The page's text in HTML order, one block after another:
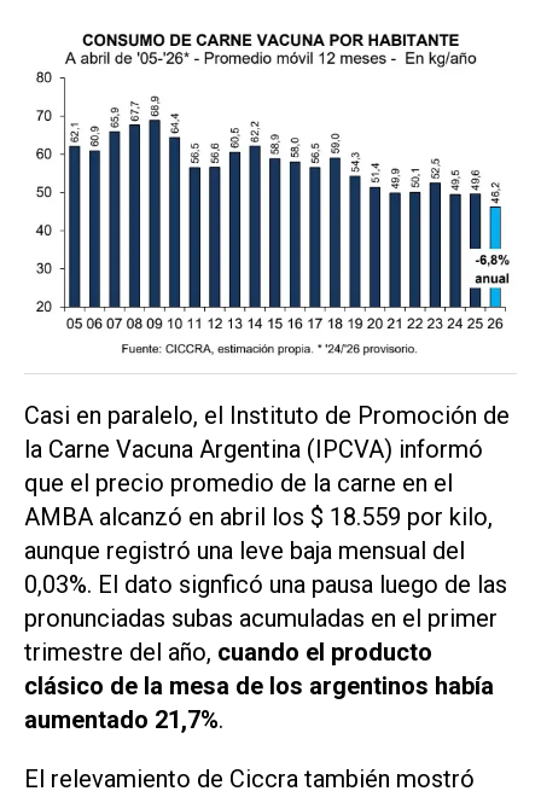
Casi en paralelo, el Instituto de Promoción de
la Carne Vacuna Argentina (IPCVA) informó
que el precio promedio de la carne en el
AMBA alcanzó en abril los $ 18.559 por kilo,
aunque registró una leve baja mensual del
0,03%. El dato signficó una pausa luego de las
pronunciadas subas acumuladas en el primer
trimestre del año, cuando el producto
clásico de la mesa de los argentinos había
aumentado 21,7%.
El relevamiento de Ciccra también mostró